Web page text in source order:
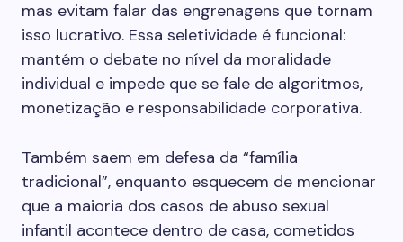
mas evitam falar das engrenagens que tornam
isso lucrativo. Essa seletividade é funcional:
mantém o debate no nível da moralidade
individual e impede que se fale de algoritmos,
monetização e responsabilidade corporativa.
Também saem em defesa da “família
tradicional”, enquanto esquecem de mencionar
que a maioria dos casos de abuso sexual
infantil acontece dentro de casa, cometidos